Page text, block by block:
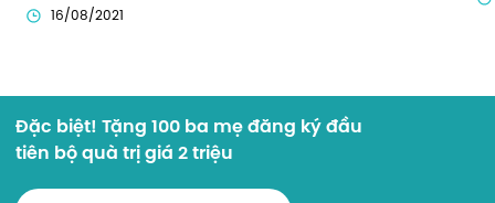
16/08/2021
Đặc biệt! Tặng 100 ba mẹ đăng ký đầu
tiên bộ quà trị giá 2 triệu